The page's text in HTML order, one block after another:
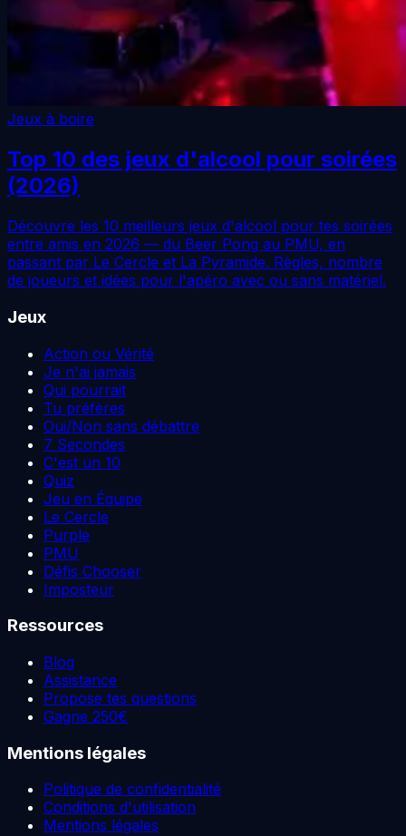
Jeux à boire
Top 10 des jeux d'alcool pour soirées
(2026)
Découvre les 10 meilleurs jeux d'alcool pour tes soirées
entre amis en 2026 — du Beer Pong au PMU, en
passant par Le Cercle et La Pyramide. Règles, nombre
de joueurs et idées pour l'apéro avec ou sans matériel.
Jeux
Action ou Vérité
Je n'ai jamais
Qui pourrait
Tu préfères
Oui/Non sans débattre
7 Secondes
C'est un 10
Quiz
Jeu en Équipe
Le Cercle
Purple
PMU
Défis Chooser
Imposteur
Ressources
Blog
Assistance
Propose tes questions
Gagne 250€
Mentions légales
Politique de confidentialité
Conditions d'utilisation
Mentions légales